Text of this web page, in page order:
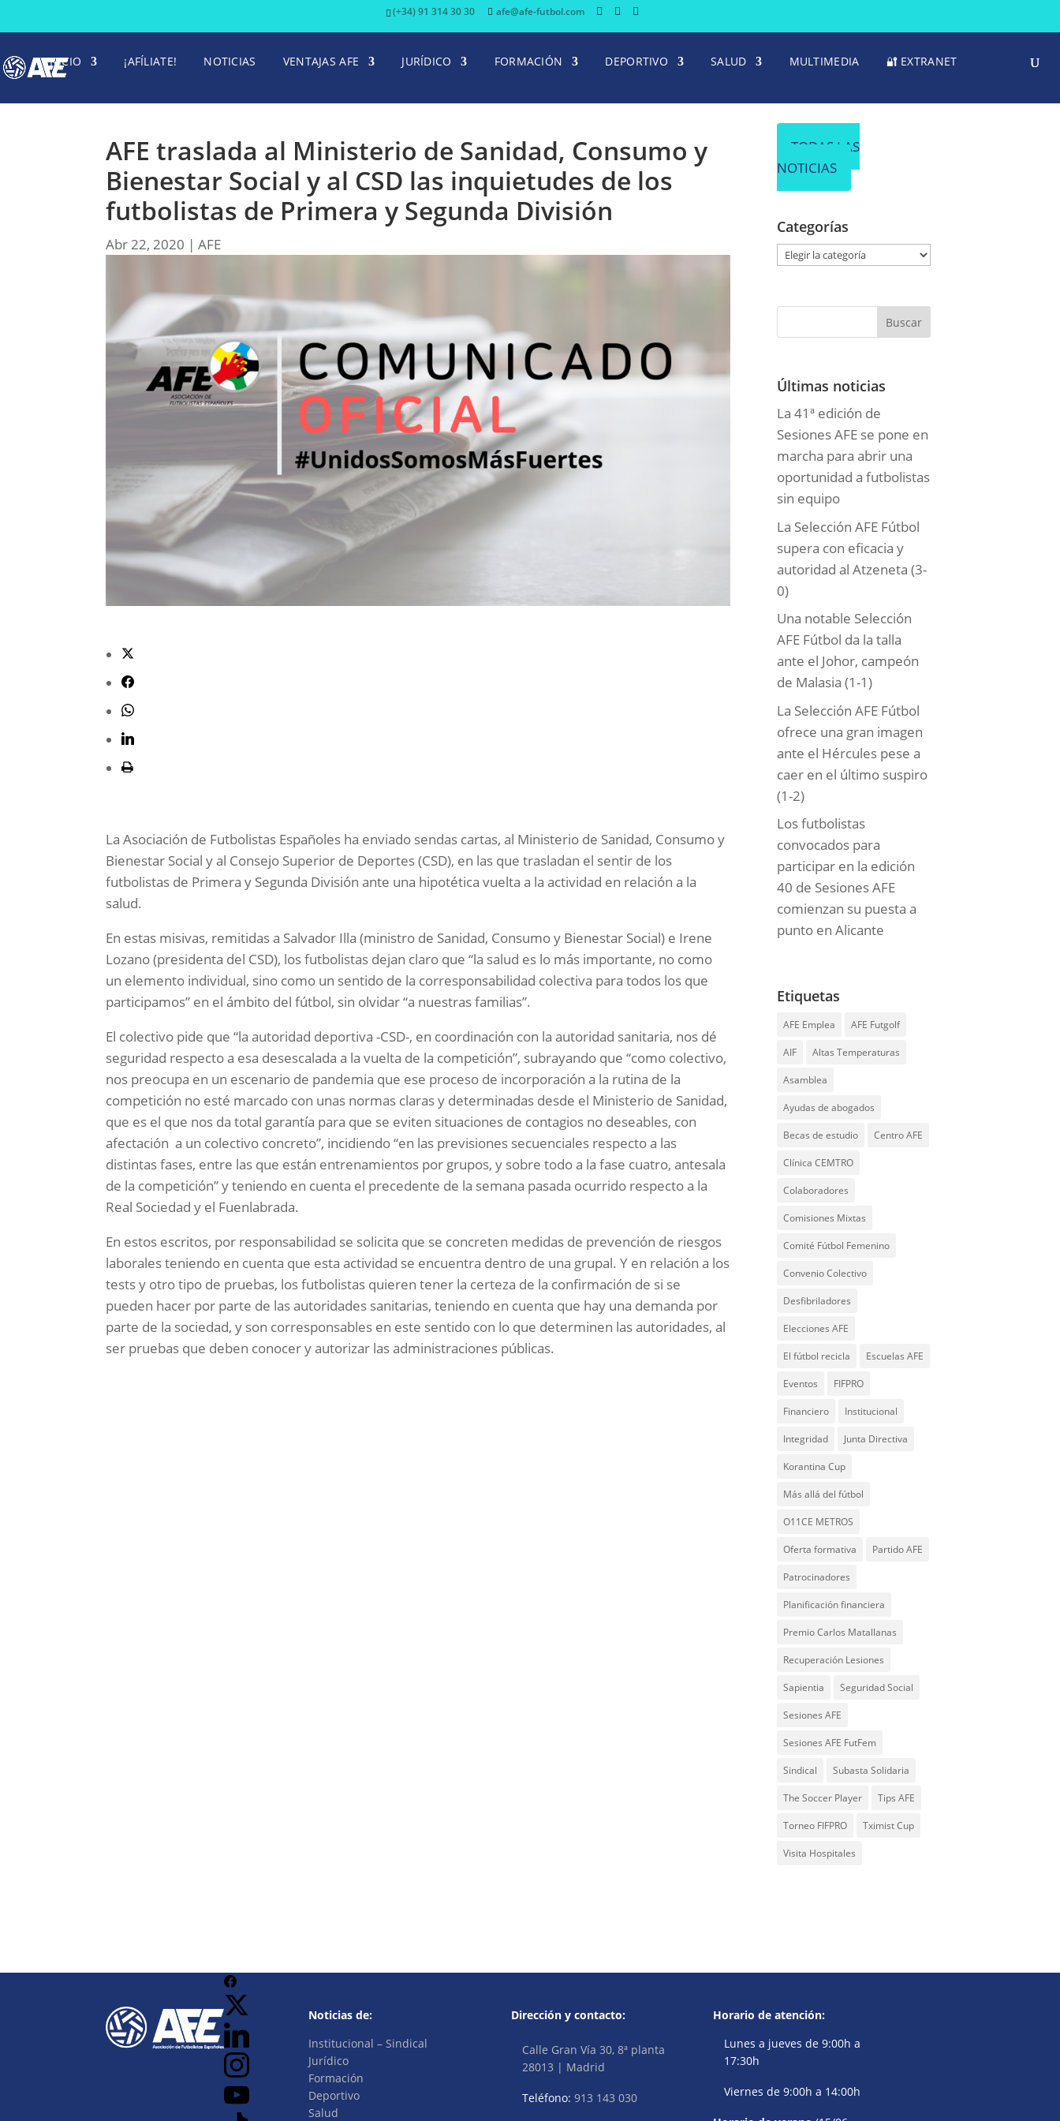
(+34) 91 314 30 30 afe@afe-futbol.com
INICIO ¡AFÍLIATE! NOTICIAS VENTAJAS AFE JURÍDICO FORMACIÓN DEPORTIVO SALUD MULTIMEDIA 🔐 EXTRANET
AFE traslada al Ministerio de Sanidad, Consumo y
Bienestar Social y al CSD las inquietudes de los
futbolistas de Primera y Segunda División
Abr 22, 2020 |AFE
La Asociación de Futbolistas Españoles ha enviado sendas cartas, al Ministerio de Sanidad, Consumo y
Bienestar Social y al Consejo Superior de Deportes (CSD), en las que trasladan el sentir de los
futbolistas de Primera y Segunda División ante una hipotética vuelta a la actividad en relación a la
salud.
En estas misivas, remitidas a Salvador Illa (ministro de Sanidad, Consumo y Bienestar Social) e Irene
Lozano (presidenta del CSD), los futbolistas dejan claro que “la salud es lo más importante, no como
un elemento individual, sino como un sentido de la corresponsabilidad colectiva para todos los que
participamos” en el ámbito del fútbol, sin olvidar “a nuestras familias”.
El colectivo pide que “la autoridad deportiva -CSD-, en coordinación con la autoridad sanitaria, nos dé
seguridad respecto a esa desescalada a la vuelta de la competición”, subrayando que “como colectivo,
nos preocupa en un escenario de pandemia que ese proceso de incorporación a la rutina de la
competición no esté marcado con unas normas claras y determinadas desde el Ministerio de Sanidad,
que es el que nos da total garantía para que se eviten situaciones de contagios no deseables, con
afectación a un colectivo concreto”, incidiendo “en las previsiones secuenciales respecto a las
distintas fases, entre las que están entrenamientos por grupos, y sobre todo a la fase cuatro, antesala
de la competición” y teniendo en cuenta el precedente de la semana pasada ocurrido respecto a la
Real Sociedad y el Fuenlabrada.
En estos escritos, por responsabilidad se solicita que se concreten medidas de prevención de riesgos
laborales teniendo en cuenta que esta actividad se encuentra dentro de una grupal. Y en relación a los
tests y otro tipo de pruebas, los futbolistas quieren tener la certeza de la confirmación de si se
pueden hacer por parte de las autoridades sanitarias, teniendo en cuenta que hay una demanda por
parte de la sociedad, y son corresponsables en este sentido con lo que determinen las autoridades, al
ser pruebas que deben conocer y autorizar las administraciones públicas.
TODAS LAS
NOTICIAS
Categorías
g
r
a
s
Últimas noticias
La 41ª edición de
Sesiones AFE se pone en
marcha para abrir una
oportunidad a futbolistas
sin equipo
La Selección AFE Fútbol
supera con eficacia y
autoridad al Atzeneta (3-
0)
Una notable Selección
AFE Fútbol da la talla
ante el Johor, campeón
de Malasia (1-1)
La Selección AFE Fútbol
ofrece una gran imagen
ante el Hércules pese a
caer en el último suspiro
(1-2)
Los futbolistas
convocados para
participar en la edición
40 de Sesiones AFE
comienzan su puesta a
punto en Alicante
Etiquetas
AFE Emplea AFE Futgolf
AIF Altas Temperaturas
Asamblea
Ayudas de abogados
Becas de estudio Centro AFE
Clínica CEMTRO
Colaboradores
Comisiones Mixtas
Comité Fútbol Femenino
Convenio Colectivo
Desfibriladores
Elecciones AFE
El fútbol recicla Escuelas AFE
Eventos FIFPRO
Financiero Institucional
Integridad Junta Directiva
Korantina Cup
Más allá del fútbol
O11CE METROS
Oferta formativa Partido AFE
Patrocinadores
Planificación financiera
Premio Carlos Matallanas
Recuperación Lesiones
Sapientia Seguridad Social
Sesiones AFE
Sesiones AFE FutFem
Sindical Subasta Solidaria
The Soccer Player Tips AFE
Torneo FIFPRO Tximist Cup
Visita Hospitales
Noticias de:
Institucional – Sindical
Jurídico
Formación
Deportivo
Salud
Dirección y contacto:
Calle Gran Vía 30, 8ª planta
28013 | Madrid
Teléfono: 913 143 030
Horario de atención:
Lunes a jueves de 9:00h a
17:30h
Viernes de 9:00h a 14:00h